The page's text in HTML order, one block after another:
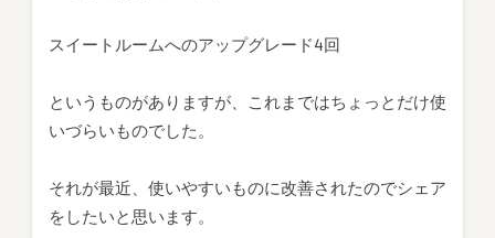
レ
に
る
スイートルームへのアップグレード4回
というものがありますが、これまではちょっとだけ使
いづらいものでした。
それが最近、使いやすいものに改善されたのでシェア
をしたいと思います。